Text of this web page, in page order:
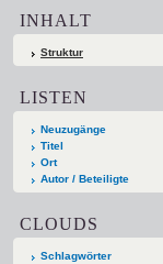
INHALT
Struktur
LISTEN
Neuzugänge
Titel
Ort
Autor / Beteiligte
CLOUDS
Schlagwörter